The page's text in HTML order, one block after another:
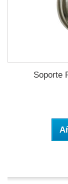
Soporte